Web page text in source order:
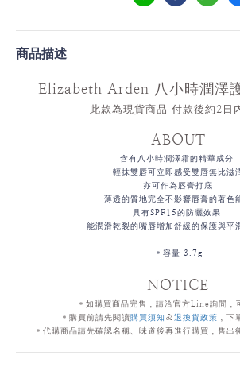
商品描述
Elizabeth Arden 八小時潤澤
此款為現貨商品 付款後約2日
ABOUT
含有八小時潤澤霜的精華成分
輕抹雙唇可立即感受雙唇無比滋
亦可作為唇膏打底
薄透的質地完全不影響唇膏的著色
具有SPF15的防曬效果
能潤滑乾裂的嘴唇增加舒緩的保護與平
＊容量 3.7g
NOTICE
＊如購買商品完售，請洽官方Line詢問，
＊購買前請先閱讀購買須知 ＆退換貨政策 ，下
＊代購商品請先確認名稱、味道後再進行購買，售出